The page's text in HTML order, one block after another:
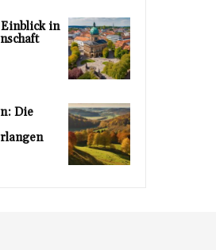
in
Die